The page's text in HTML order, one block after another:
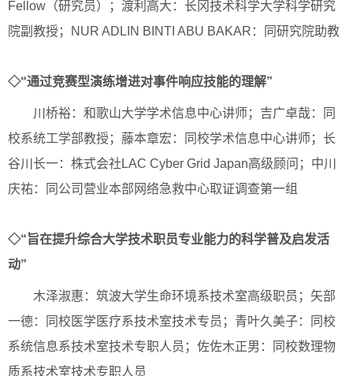
Fellow（研究员）；渡利高大：长冈技术科学大学科学研究
院副教授；NUR ADLIN BINTI ABU BAKAR：同研究院助教
◇“通过竞赛型演练增进对事件响应技能的理解”
川桥裕：和歌山大学学术信息中心讲师；吉广卓哉：同
校系统工学部教授；藤本章宏：同校学术信息中心讲师；长
谷川长一：株式会社LAC Cyber Grid Japan高级顾问；中川
庆祐：同公司营业本部网络急救中心取证调查第一组
◇“旨在提升综合大学技术职员专业能力的科学普及启发活
动”
木泽淑惠：筑波大学生命环境系技术室高级职员；矢部
一德：同校医学医疗系技术室技术专员；青叶久美子：同校
系统信息系技术室技术专职人员；佐佐木正男：同校数理物
质系技术室技术专职人员